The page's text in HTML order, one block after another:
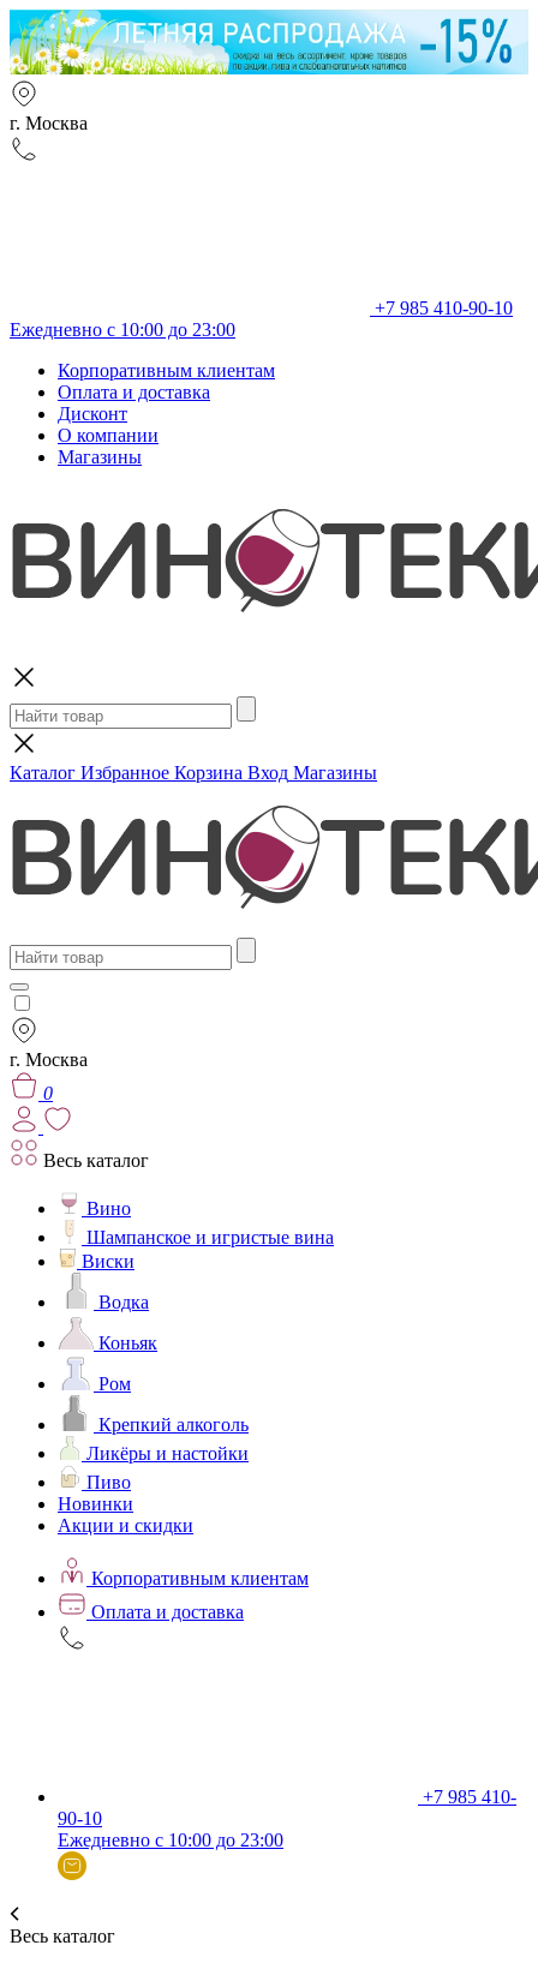
г. Москва
+7 985 410-90-10
Ежедневно с 10:00 до 23:00
Корпоративным клиентам
Оплата и доставка
Дисконт
О компании
Магазины
Каталог Избранное Корзина Вход Магазины
г. Москва
0
Весь каталог
Вино
Шампанское и игристые вина
Виски
Водка
Коньяк
Ром
Крепкий алкоголь
Ликёры и настойки
Пиво
Новинки
Акции и скидки
Корпоративным клиентам
Оплата и доставка
+7 985 410-
90-10
Ежедневно с 10:00 до 23:00
Весь каталог